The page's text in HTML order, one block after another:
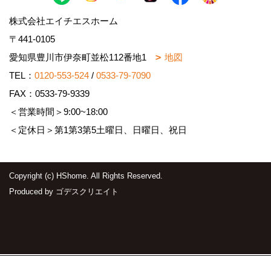
株式会社エイチエスホーム
〒441-0105
愛知県豊川市伊奈町並松112番地1
地図
TEL： 0120-553-524 / 0533-79-7090
FAX：0533-79-9339
＜営業時間＞9:00~18:00
＜定休日＞第1第3第5土曜日、日曜日、祝日
Copyright (c) HShome. All Rights Reserved.
Produced by ゴデスクリエイト